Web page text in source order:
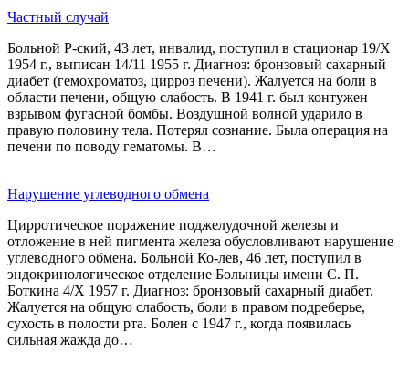
Частный случай
Больной Р-ский, 43 лет, инвалид, поступил в стационар 19/Х
1954 г., выписан 14/11 1955 г. Диагноз: бронзовый сахарный
диабет (гемохроматоз, цирроз печени). Жалуется на боли в
области печени, общую слабость. В 1941 г. был контужен
взрывом фугасной бомбы. Воздушной волной ударило в
правую половину тела. Потерял сознание. Была операция на
печени по поводу гематомы. В…
Нарушение углеводного обмена
Цирротическое поражение поджелудочной железы и
отложение в ней пигмента железа обусловливают нарушение
углеводного обмена. Больной Ко-лев, 46 лет, поступил в
эндокринологическое отделение Больницы имени С. П.
Боткина 4/Х 1957 г. Диагноз: бронзовый сахарный диабет.
Жалуется на общую слабость, боли в правом подреберье,
сухость в полости рта. Болен с 1947 г., когда появилась
сильная жажда до…